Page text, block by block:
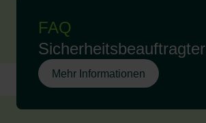
FAQ
Sicherheitsbeauftragter
Mehr Informationen